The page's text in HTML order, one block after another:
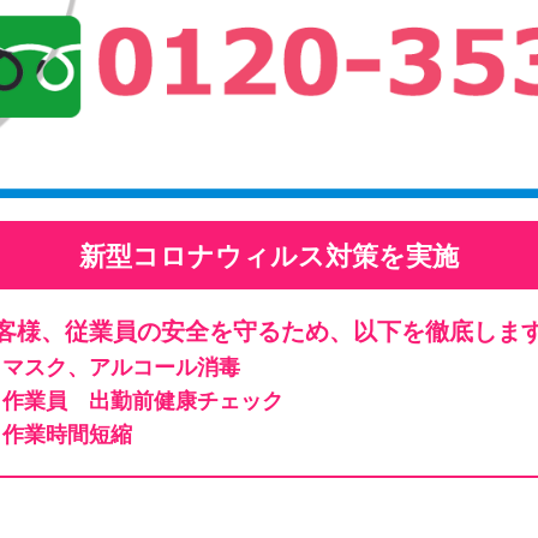
新型コロナウィルス対策を実施
様、従業員の安全を守るため、以下を徹底しま
マスク、アルコール消毒
作業員 出勤前健康チェック
作業時間短縮